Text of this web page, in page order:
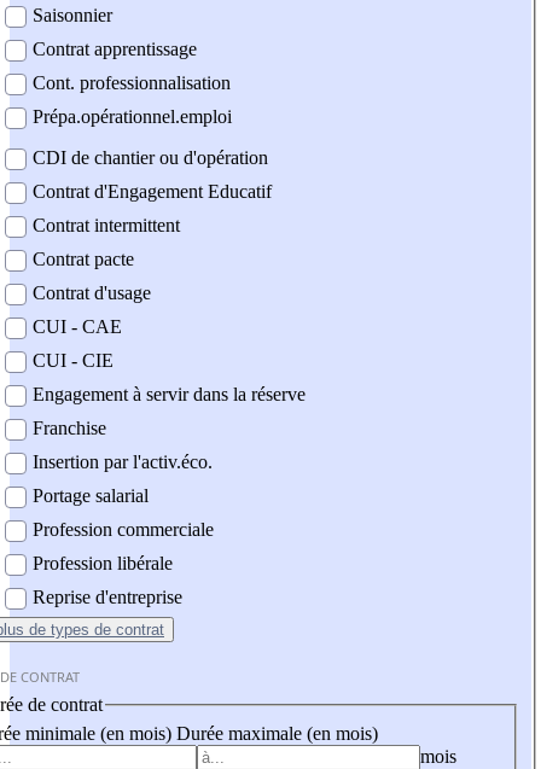
Saisonnier
Contrat apprentissage
Cont. professionnalisation
Prépa.opérationnel.emploi
CDI de chantier ou d'opération
Contrat d'Engagement Educatif
Contrat intermittent
Contrat pacte
Contrat d'usage
CUI - CAE
CUI - CIE
Engagement à servir dans la réserve
Franchise
Insertion par l'activ.éco.
Portage salarial
Profession commerciale
Profession libérale
Reprise d'entreprise
de types de contrat
CONTRAT
de contrat
minimale (en mois) Durée maximale (en mois)
mois